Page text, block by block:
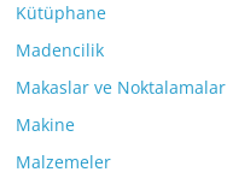
Kütüphane
Madencilik
Makaslar ve Noktalamalar
Makine
Malzemeler